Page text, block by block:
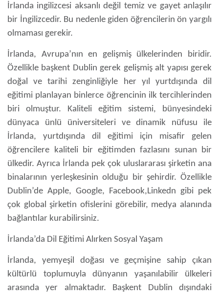
İrlanda ingilizcesi aksanlı değil temiz ve gayet anlaşılır
bir İngilizcedir. Bu nedenle giden öğrencilerin ön yargılı
olmaması gerekir.
İrlanda, Avrupa’nın en gelişmiş ülkelerinden biridir.
Özellikle başkent Dublin gerek gelişmiş alt yapısı gerek
doğal ve tarihi zenginliğiyle her yıl yurtdışında dil
eğitimi planlayan binlerce öğrencinin ilk tercihlerinden
biri olmuştur. Kaliteli eğitim sistemi, bünyesindeki
dünyaca ünlü üniversiteleri ve dinamik nüfusu ile
İrlanda, yurtdışında dil eğitimi için misafir gelen
öğrencilere kaliteli bir eğitimden fazlasını sunan bir
ülkedir. Ayrıca İrlanda pek çok uluslararası şirketin ana
binalarının yerleşkesinin olduğu bir şehirdir. Özellikle
Dublin’de Apple, Google, Facebook,Linkedn gibi pek
çok global şirketin ofislerini görebilir, medya alanında
bağlantılar kurabilirsiniz.
İrlanda’da Dil Eğitimi Alırken Sosyal Yaşam
İrlanda, yemyeşil doğası ve geçmişine sahip çıkan
kültürlü toplumuyla dünyanın yaşanılabilir ülkeleri
arasında yer almaktadır. Başkent Dublin dışındaki